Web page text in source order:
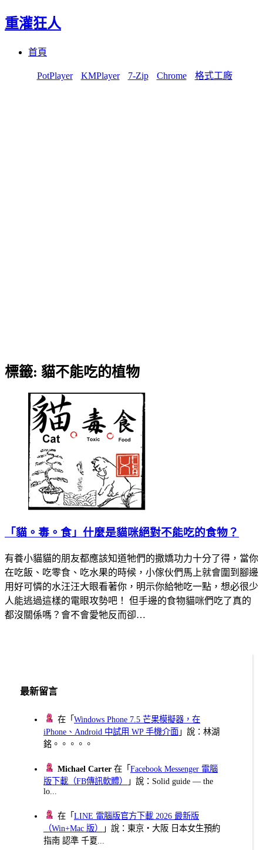
重灌狂人
首頁
PotPlayer KMPlayer 7-Zip Chrome 格式工廠
標籤: 貓不能吃的植物
「貓。毒。食」什麼是貓咪絕對不能吃的食物？
有養小貓貓的朋友都應該知道牠們的撒嬌功力十分了得，當你
在吃飯、吃零食、吃水果的時候，小傢伙們馬上就會圍到腳邊
用好可憐的水汪汪大眼看著你，明示你給牠吃一點，想必很少
人能逃過這樣的電眼攻勢吧！ 但手邊的食物貓咪們吃了真的
都沒關係嗎？會不會愛牠反而卻…
最新留言
在「Windows Phone 7.5 芒果模擬器，在
iPhone、Android 中試用 WP 手機介面 」說：林湖
銘。。。。。
Michael Carter 在「Facebook Messenger 電腦
版下載（FB傳訊軟體）
」說：Solid guide — the
lo...
在「LINE 電腦版官方下載 2026 最新版
（Win+Mac 版）
」說：東京・大阪 日本女生預約
指南 認準 千夏...